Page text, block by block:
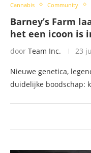
Cannabis Community
Barney’s Farm
het een icoon is
door Team Inc. 23
Nieuwe genetica,
duidelijke boodschap: